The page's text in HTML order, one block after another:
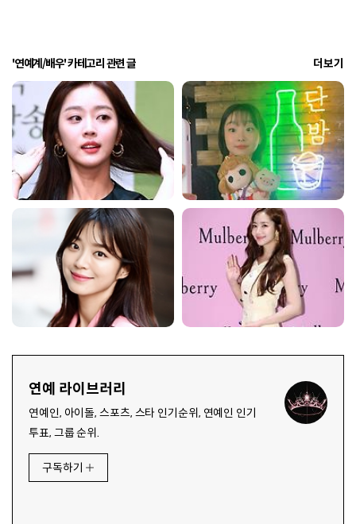
'연예계/배우' 카테고리 관련 글 더보기
연예 라이브러리
연예인, 아이돌, 스포츠, 스타 인기순위, 연예인 인기
투표, 그룹 순위.
구독하기